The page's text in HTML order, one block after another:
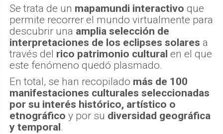
Se trata de un mapamundi interactivo que
permite recorrer el mundo virtualmente para
descubrir una amplia selección de
interpretaciones de los eclipses solares a
través del rico patrimonio cultural en el que
este fenómeno quedó plasmado.
En total, se han recopilado más de 100
manifestaciones culturales seleccionadas
por su interés histórico, artístico o
etnográfico y por su diversidad geográfica
y temporal.